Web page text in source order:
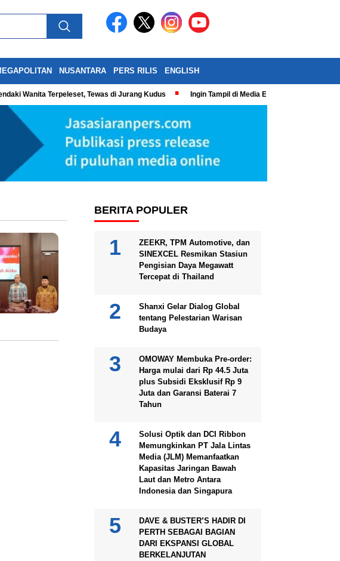
NUSANTARA PERS RILIS ENGLISH
Wanita Terpeleset, Tewas di Jurang Kudus Ingin Tampil di Media Ekonomi dan Bisnis
BERITA POPULER
ZEEKR, TPM Automotive, dan
SINEXCEL Resmikan Stasiun
Pengisian Daya Megawatt
Tercepat di Thailand
Shanxi Gelar Dialog Global
tentang Pelestarian Warisan
Budaya
OMOWAY Membuka Pre-order:
Harga mulai dari Rp 44.5 Juta
plus Subsidi Eksklusif Rp 9
Juta dan Garansi Baterai 7
Tahun
Solusi Optik dan DCI Ribbon
Memungkinkan PT Jala Lintas
Media (JLM) Memanfaatkan
Kapasitas Jaringan Bawah
Laut dan Metro Antara
Indonesia dan Singapura
DAVE & BUSTER’S HADIR DI
PERTH SEBAGAI BAGIAN
DARI EKSPANSI GLOBAL
BERKELANJUTAN